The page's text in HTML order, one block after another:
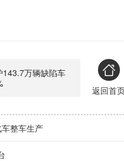
143.7万辆缺陷车
返回首
整车生产